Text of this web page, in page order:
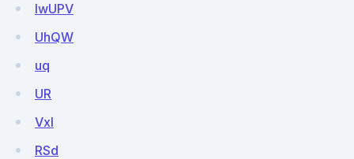
lwUPV
UhQW
uq
UR
Vxl
RSd